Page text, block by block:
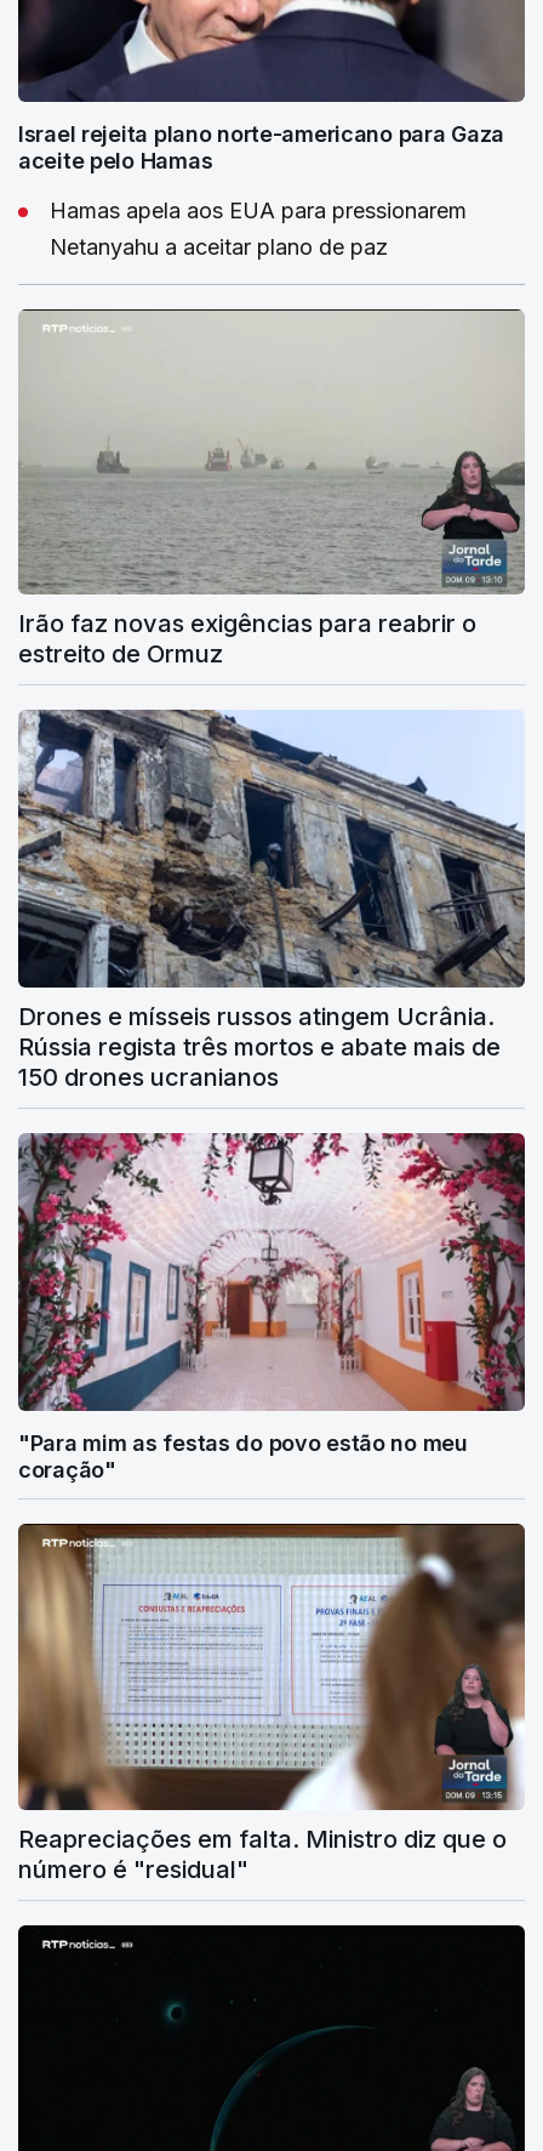
Israel rejeita plano norte-americano para Gaza
aceite pelo Hamas
Hamas apela aos EUA para pressionarem
Netanyahu a aceitar plano de paz
Irão faz novas exigências para reabrir o
estreito de Ormuz
Drones e mísseis russos atingem Ucrânia.
Rússia regista três mortos e abate mais de
150 drones ucranianos
"Para mim as festas do povo estão no meu
coração"
Reapreciações em falta. Ministro diz que o
número é "residual"